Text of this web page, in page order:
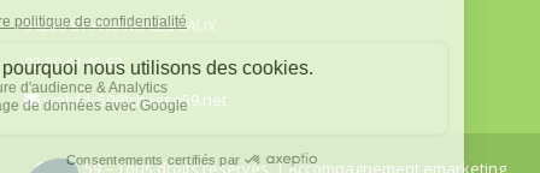
59230 ST AMAND LES EAUX
03.20.41.45.63
webfdc59@chasse59.net
© FDC 59 – Tous droits réservés| Accompagnement emarketing